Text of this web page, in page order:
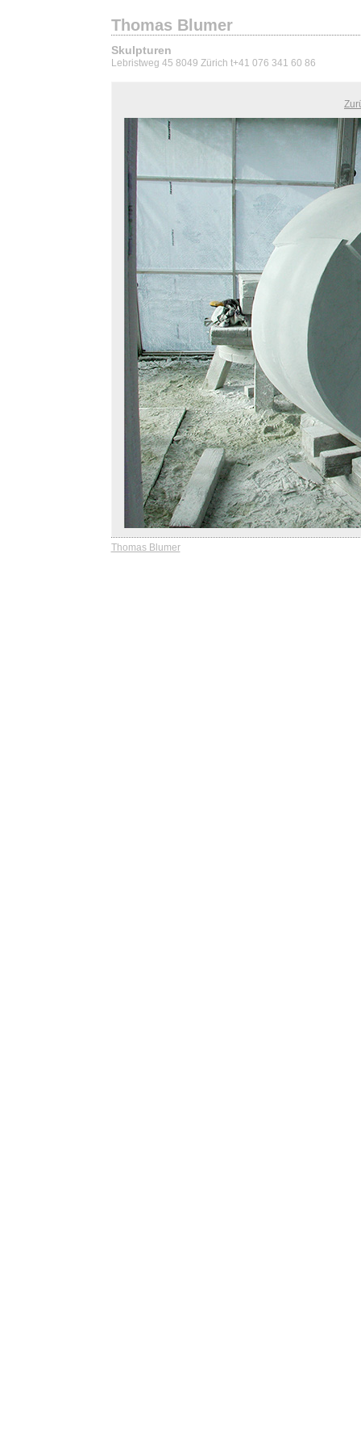
Thomas Blumer
Skulpturen
Lebristweg 45 8049 Zürich t+41 076 341 60 86
Thomas Blumer